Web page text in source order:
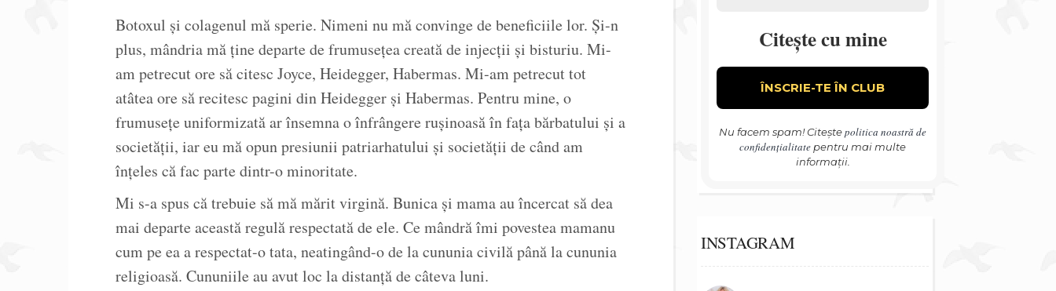
Botoxul și colagenul mă sperie. Nimeni nu mă convinge de beneficiile lor. Și-n
plus, mândria mă ține departe de frumusețea creată de injecții și bisturiu. Mi-
am petrecut ore să citesc Joyce, Heidegger, Habermas. Mi-am petrecut tot
atâtea ore să recitesc pagini din Heidegger și Habermas. Pentru mine, o
frumusețe uniformizată ar însemna o înfrângere rușinoasă în fața bărbatului și a
societății, iar eu mă opun presiunii patriarhatului și societății de când am
înțeles că fac parte dintr-o minoritate.
Mi s-a spus că trebuie să mă mărit virgină. Bunica și mama au încercat să dea
mai departe această regulă respectată de ele. Ce mândră îmi povestea mamanu
cum pe ea a respectat-o tata, neatingând-o de la cununia civilă până la cununia
religioasă. Cununiile au avut loc la distanță de câteva luni.
Citește cu mine
Nu facem spam! Citeștepolitica noastră de
confidențialitate pentru mai multe
informații.
INSTAGRAM